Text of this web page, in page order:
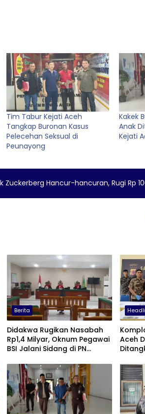
Tim Tabur Kejati Aceh
Tangkap Buronan Kasus
Pelecehan Seksual di
Peunayong
Kakek
Anak
Kejati
Zuckerberg Hancur-hancuran, Rugi Rp
Berita
Didakwa Rugikan Nasabah
Rp1,4 Milyar, Oknum Pegawai
BSI Jalani Sidang di PN
Aceh